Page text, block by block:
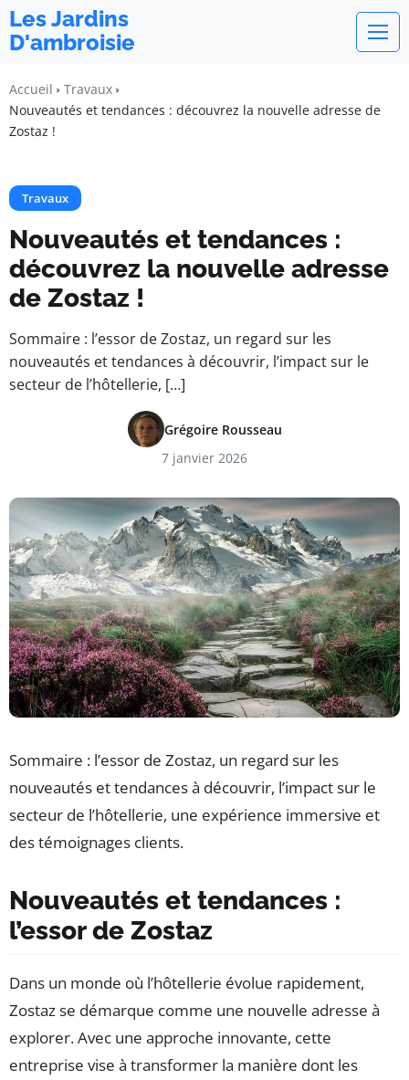
Les Jardins
D'ambroisie
Accueil
Travaux
Nouveautés et tendances : découvrez la nouvelle adresse de
Zostaz !
Travaux
Nouveautés et tendances :
découvrez la nouvelle adresse
de Zostaz !
Sommaire : l’essor de Zostaz, un regard sur les
nouveautés et tendances à découvrir, l’impact sur le
secteur de l’hôtellerie, […]
Grégoire Rousseau
7 janvier 2026
Sommaire : l’essor de Zostaz, un regard sur les
nouveautés et tendances à découvrir, l’impact sur le
secteur de l’hôtellerie, une expérience immersive et
des témoignages clients.
Nouveautés et tendances :
l’essor de Zostaz
Dans un monde où l’hôtellerie évolue rapidement,
Zostaz se démarque comme une nouvelle adresse à
explorer. Avec une approche innovante, cette
entreprise vise à transformer la manière dont les